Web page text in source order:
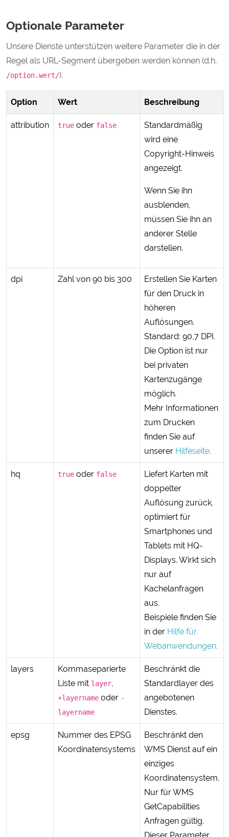
Optionale Parameter
Unsere Dienste unterstützen weitere Parameter die in der
Regel als URL-Segment übergeben werden können (d.h.
/option.wert/).
Option Wert Beschreibung
attribution true oder false
Standardmäßig
wird eine
Copyright-Hinweis
angezeigt.
Wenn Sie ihn
ausblenden,
müssen Sie ihn an
anderer Stelle
darstellen.
dpi Zahl von 90 bis 300
Erstellen Sie Karten
für den Druck in
höheren
Auflösungen.
Standard: 90,7 DPI.
Die Option ist nur
bei privaten
Kartenzugänge
möglich.
Mehr Informationen
zum Drucken
finden Sie auf
unserer Hilfeseite.
hq true oder false
Liefert Karten mit
doppelter
Auflösung zurück,
optimiert für
Smartphones und
Tablets mit HQ-
Displays. Wirkt sich
nur auf
Kachelanfragen
aus.
Beispiele finden Sie
in der Hilfe für
Webanwendungen.
layers
Kommaseparierte
Liste mit layer,
+layername oder -
layername
Beschränkt die
Standardlayer des
angebotenen
Dienstes.
epsg
Nummer des EPSG
Koordinatensystems
Beschränkt den
WMS Dienst auf ein
einziges
Koordinatensystem.
Nur für WMS
GetCapabilities
Anfragen gültig.